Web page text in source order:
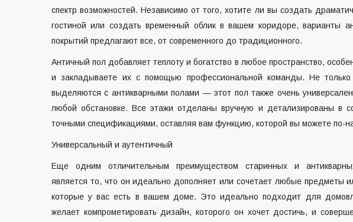
спектр возможностей. Независимо от того, хотите ли вы создать
гостиной или создать временный облик в вашем коридоре, варианты
покрытий предлагают все, от современного до традиционного.
Античный пол добавляет теплоту и богатство в любое пространство,
и закладываете их с помощью профессиональной команды. Не только
выделяются с антикварными полами — этот пол также очень
любой обстановке. Все этажи отделаны вручную и детализированы в
точными спецификациями, оставляя вам функцию, которой вы можете по-
Универсальный и аутентичный
Еще одним отличительным преимуществом старинных и
является то, что он идеально дополняет или сочетает любые предметы
которые у вас есть в вашем доме. Это идеально подходит для
желает компрометировать дизайн, которого он хочет достичь, и